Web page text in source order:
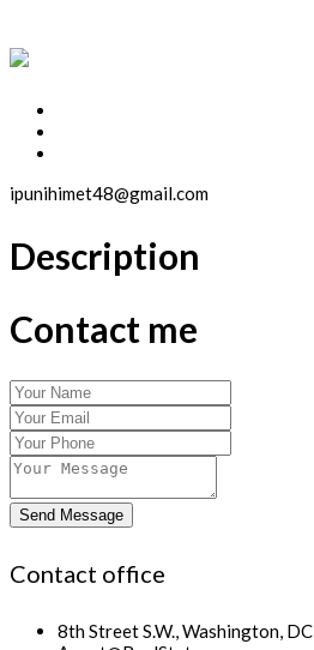
ipunihimet48@gmail.com
Description
Contact me
Send Message
Contact office
8th Street S.W., Washington, DC